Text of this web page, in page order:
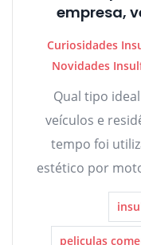
empresa,
Curiosidades
Novidades
Qual tipo
veículos e
tempo foi
estético por
peliculas